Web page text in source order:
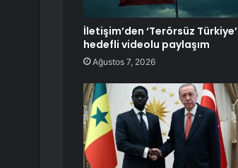
İletişim’den ‘Terörsüz Türkiye’
hedefli videolu paylaşım
Ağustos 7, 2026